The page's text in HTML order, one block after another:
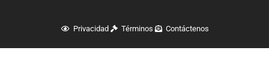
Privacidad Términos Contáctenos